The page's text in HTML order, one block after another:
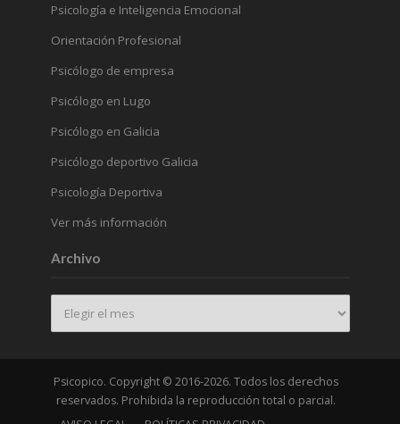
Psicología e Inteligencia Emocional
Orientación Profesional
Psicólogo de empresa
Psicólogo en Lugo
Psicólogo en Galicia
Psicólogo deportivo Galicia
Psicología Deportiva
Ver más información
Archivo
Archivo
Psicopico. Copyright © 2016-2026. Todos los derechos
reservados. Prohibida la reproducción total o parcial.